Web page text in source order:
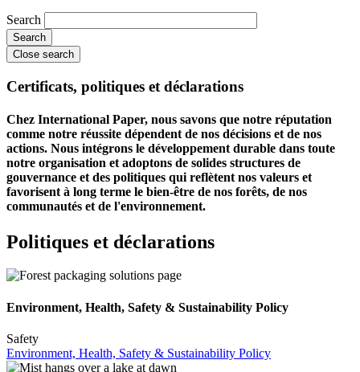
Search
Close search
Certificats, politiques et déclarations
Chez International Paper, nous savons que notre réputation
comme notre réussite dépendent de nos décisions et de nos
actions. Nous intégrons le développement durable dans toute
notre organisation et adoptons de solides structures de
gouvernance et des politiques qui reflètent nos valeurs et
favorisent à long terme le bien-être de nos forêts, de nos
communautés et de l'environnement.
Politiques et déclarations
Environment, Health, Safety & Sustainability Policy
Safety
Environment, Health, Safety & Sustainability Policy